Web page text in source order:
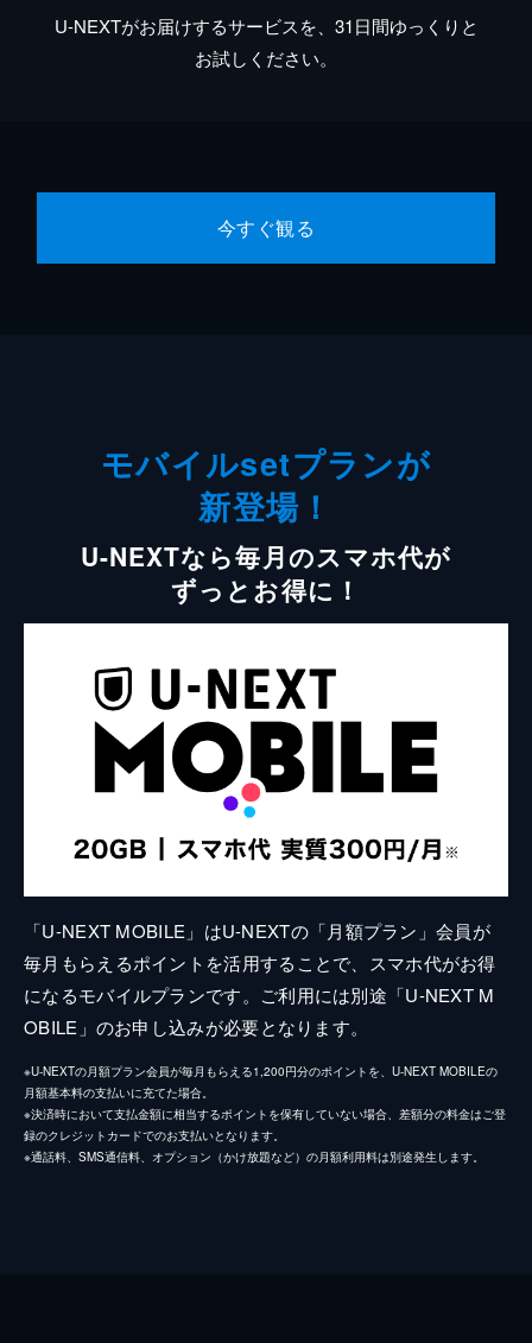
U-NEXTがお届けするサービスを、31日間ゆっくりと
お試しください。
今すぐ観る
モバイルsetプランが
新登場！
U-NEXTなら毎月のスマホ代が
ずっとお得に！
「U-NEXT MOBILE」はU-NEXTの「月額プラン」会員が
毎月もらえるポイントを活用することで、スマホ代がお得
になるモバイルプランです。ご利用には別途「U-NEXT M
OBILE」のお申し込みが必要となります。
※U-NEXTの月額プラン会員が毎月もらえる1,200円分のポイントを、U-NEXT MOBILEの
月額基本料の支払いに充てた場合。
※決済時において支払金額に相当するポイントを保有していない場合、差額分の料金はご登
録のクレジットカードでのお支払いとなります。
※通話料、SMS通信料、オプション（かけ放題など）の月額利用料は別途発生します。